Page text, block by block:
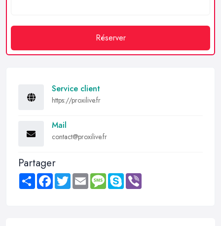
Réserver
Service client
https://proxilive.fr
Mail
contact@proxilive.fr
Partager
Share FacebookTwitter Email MessageSkype